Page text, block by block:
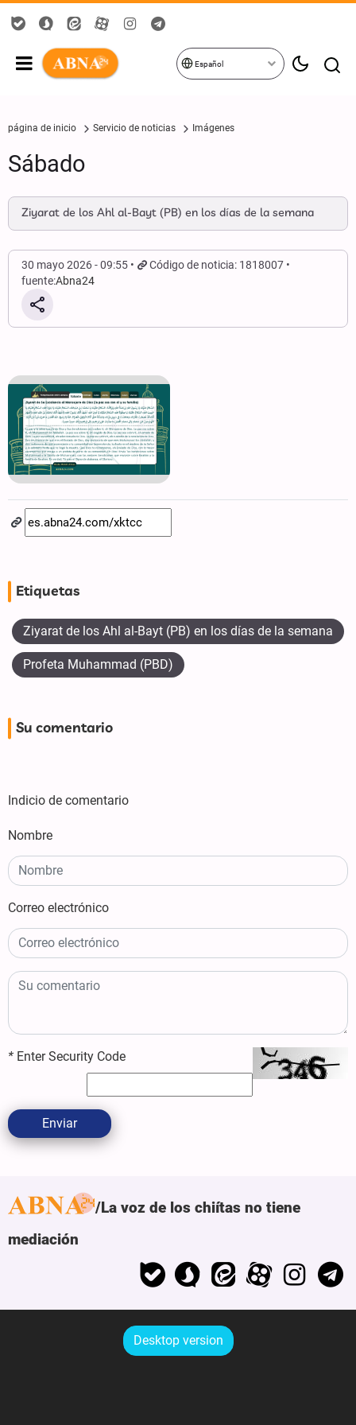
Español
página de inicio Servicio de noticias Imágenes
Sábado
Ziyarat de los Ahl al-Bayt (PB) en los días de la semana
30 mayo 2026 - 09:55
Código de noticia: 1818007
fuente:Abna24
Etiquetas
Ziyarat de los Ahl al-Bayt (PB) en los días de la semana
Profeta Muhammad (PBD)
Su comentario
Indicio de comentario
Nombre
Correo electrónico
* Enter Security Code
Enviar
La voz de los chiítas no tiene
mediación
Desktop version